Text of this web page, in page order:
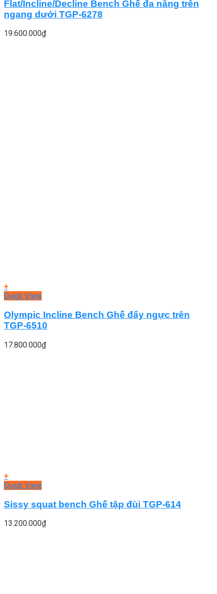
Flat/Incline/Decline Bench Ghế đa năng trên
ngang dưới TGP-6278
19.600.000₫
+
Quick View
Olympic Incline Bench Ghế đẩy ngực trên
TGP-6510
17.800.000₫
+
Quick View
Sissy squat bench Ghế tập đùi TGP-614
13.200.000₫